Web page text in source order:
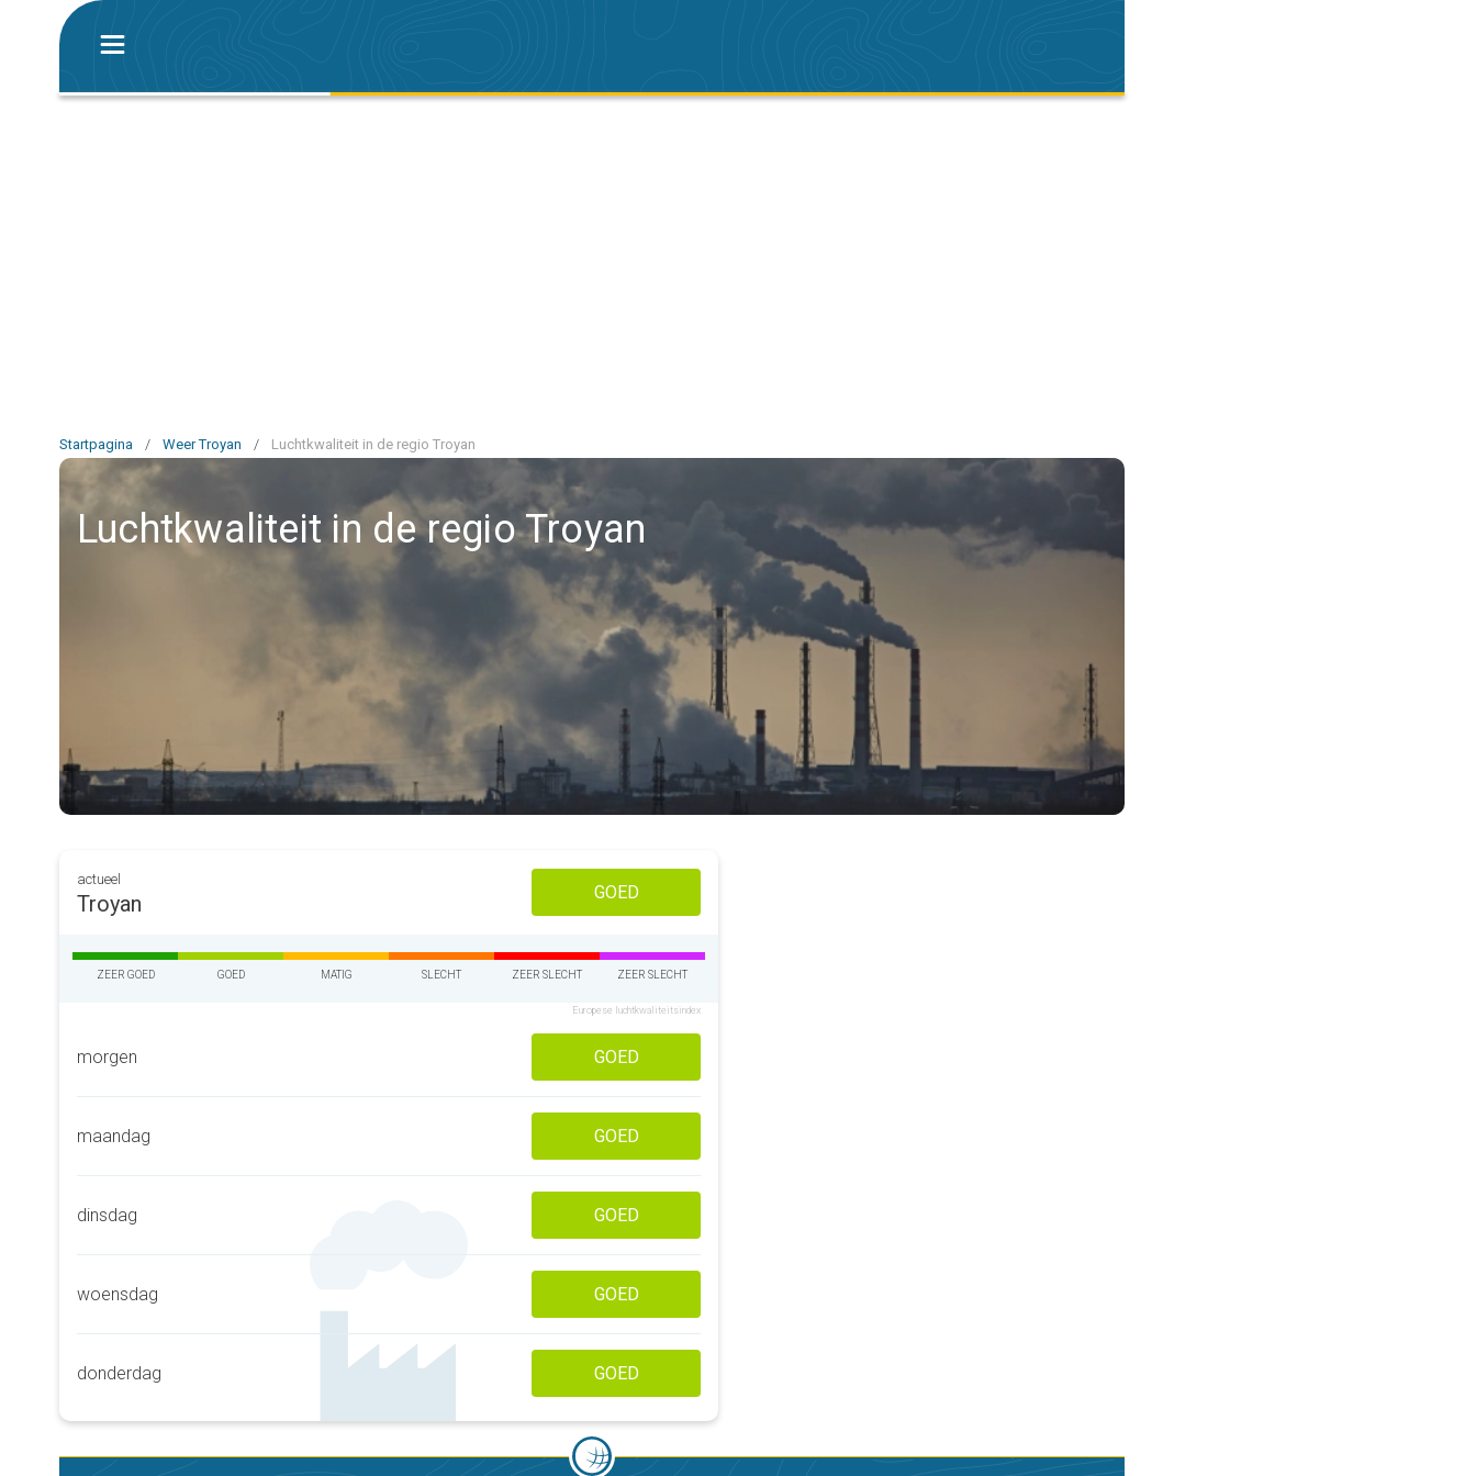
Startpagina / Weer Troyan / Luchtkwaliteit in de regio Troyan
Luchtkwaliteit in de regio Troyan
actueel
Troyan GOED
ZEER GOED GOED MATIG SLECHT ZEER SLECHT ZEER SLECHT
Europese luchtkwaliteitsindex
morgen GOED
maandag GOED
dinsdag GOED
woensdag GOED
donderdag GOED